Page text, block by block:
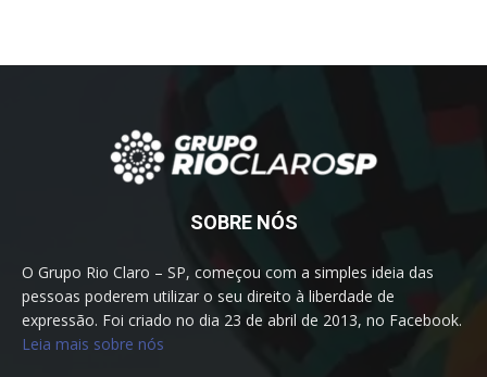
SOBRE NÓS
O Grupo Rio Claro – SP, começou com a simples ideia das
pessoas poderem utilizar o seu direito à liberdade de
expressão. Foi criado no dia 23 de abril de 2013, no Facebook.
Leia mais sobre nós